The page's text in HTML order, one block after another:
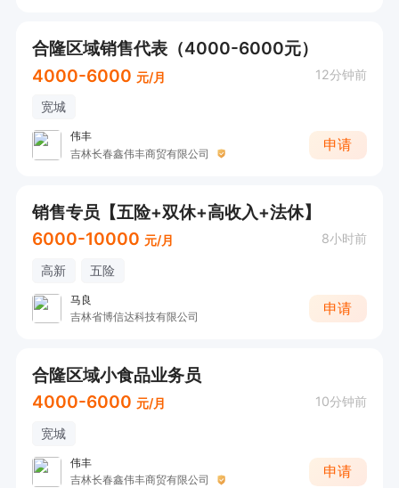
合隆区域销售代表（4000-6000元）
4000-6000 元/月 12分钟前
宽城
伟丰
吉林长春鑫伟丰商贸有限公司
申请
销售专员【五险+双休+高收入+法休】
6000-10000 元/月 8小时前
高新 五险
马良
吉林省博信达科技有限公司
申请
合隆区域小食品业务员
4000-6000 元/月 10分钟前
宽城
伟丰
吉林长春鑫伟丰商贸有限公司
申请